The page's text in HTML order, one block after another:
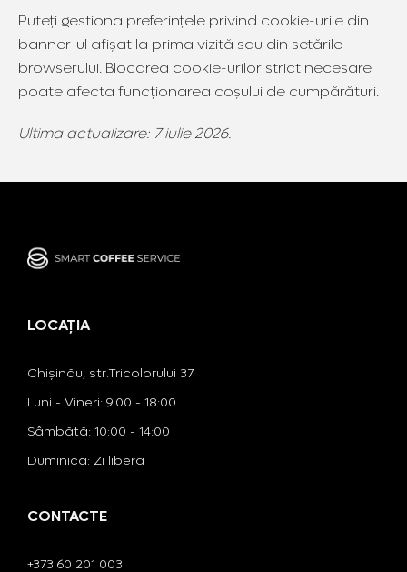
Puteți gestiona preferințele privind cookie-urile din
banner-ul afișat la prima vizită sau din setările
browserului. Blocarea cookie-urilor strict necesare
poate afecta funcționarea coșului de cumpărături.
Ultima actualizare: 7 iulie 2026.
LOCAȚIA
Chișinău, str.Tricolorului 37
Luni - Vineri: 9:00 - 18:00
​​Sâmbătă: 10:00 - 14:00
​Duminică: Zi liberă
CONTACTE
+373 60 201 003